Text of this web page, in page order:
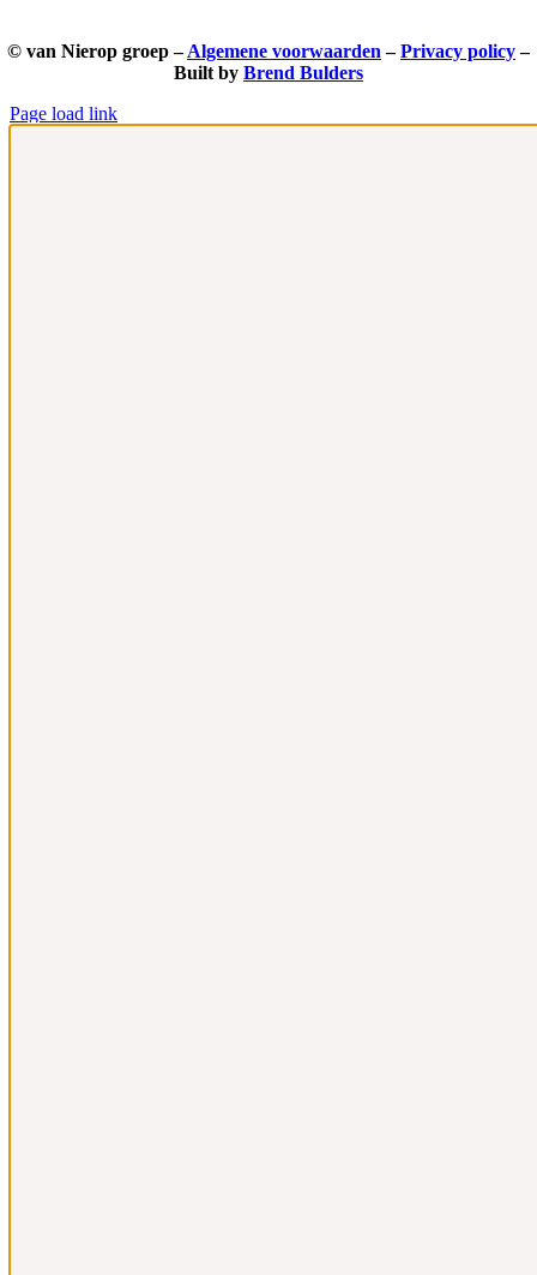
© van Nierop groep –Algemene voorwaarden –Privacy policy–
Built by Brend Bulders
Page load link
Ga